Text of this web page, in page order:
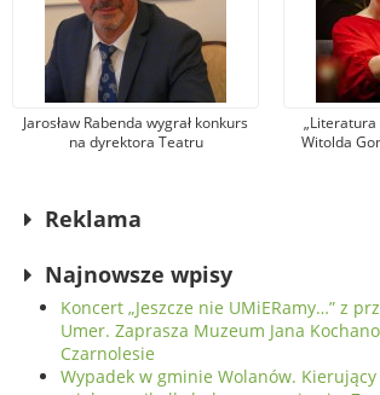
Jarosław Rabenda wygrał konkurs
na dyrektora Teatru
„Literatura
Witolda
Reklama
Najnowsze wpisy
Koncert „Jeszcze nie UMiERamy…” z
Umer. Zaprasza Muzeum Jana
Czarnolesie
Wypadek w gminie Wolanów.